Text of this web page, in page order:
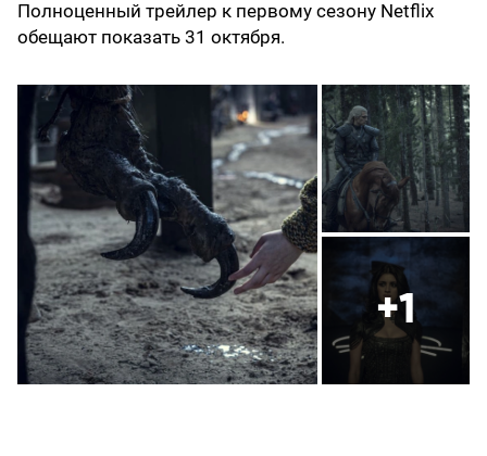
Полноценный трейлер к первому сезону Netflix
обещают показать 31 октября.
+1